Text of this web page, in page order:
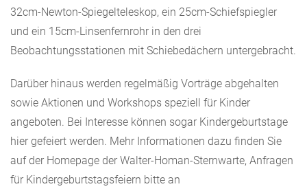
32cm-Newton-Spiegelteleskop, ein 25cm-Schiefspiegler
und ein 15cm-Linsenfernrohr in den drei
Beobachtungsstationen mit Schiebedächern untergebracht.
Darüber hinaus werden regelmäßig Vorträge abgehalten
sowie Aktionen und Workshops speziell für Kinder
angeboten. Bei Interesse können sogar Kindergeburtstage
hier gefeiert werden. Mehr Informationen dazu finden Sie
auf der Homepage der Walter-Homan-Sternwarte, Anfragen
für Kindergeburtstagsfeiern bitte an